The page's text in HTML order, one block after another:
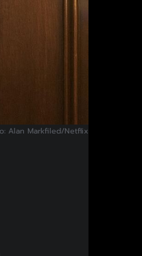
Alan Markfiled/Netflix